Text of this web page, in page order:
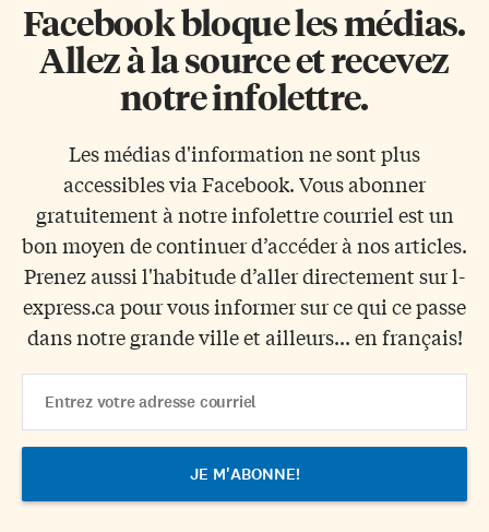
Facebook bloque les médias.
Allez à la source et recevez
notre infolettre.
Les médias d'information ne sont plus
accessibles via Facebook. Vous abonner
gratuitement à notre infolettre courriel est un
bon moyen de continuer d’accéder à nos articles.
Prenez aussi l'habitude d’aller directement sur l-
express.ca pour vous informer sur ce qui ce passe
dans notre grande ville et ailleurs... en français!
Address